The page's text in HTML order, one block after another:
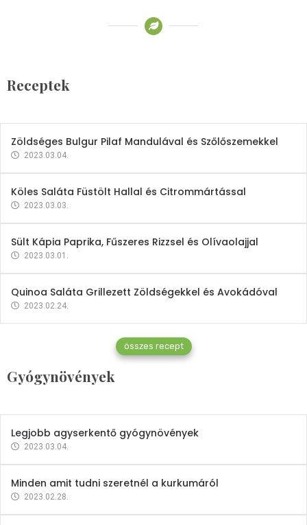
Receptek
2023.03.06.
Zöldséges Bulgur Pilaf Mandulával és Szőlőszemekkel
2023.03.04.
Köles Saláta Füstölt Hallal és Citrommártással
2023.03.03.
Sült Kápia Paprika, Fűszeres Rizzsel és Olívaolajjal
2023.03.01.
Quinoa Saláta Grillezett Zöldségekkel és Avokádóval
2023.02.24.
összes recept
Gyógynövények
Gyógynövények
Mindent a petrezselyemről
2023.12.21.
Legjobb agyserkentő gyógynövények
2023.03.04.
Minden amit tudni szeretnél a kurkumáról
2023.02.28.